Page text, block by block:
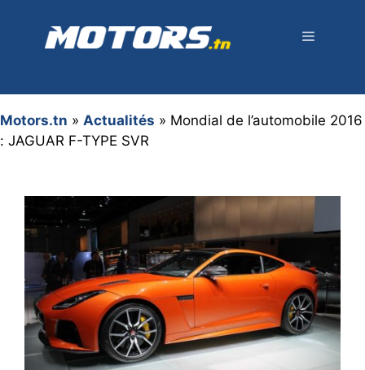
contenu
Motors.tn » Actualités » Mondial de l’automobile 2016
: JAGUAR F-TYPE SVR